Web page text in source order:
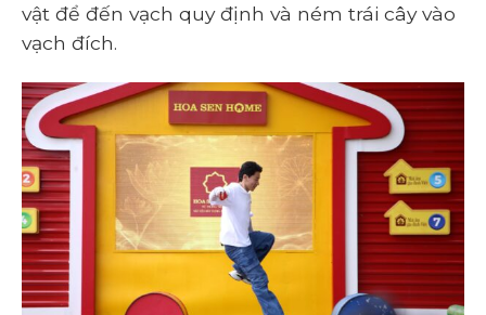
vật để đến vạch quy định và ném trái cây vào
vạch đích.